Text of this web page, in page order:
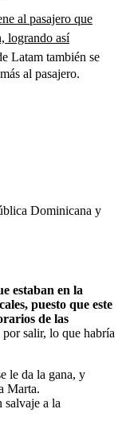
al pasajero que
logrando así
Latam también se
al pasajero.
Dominicana y
estaban en la
puesto que este
de las
por salir, lo que habría
le da la gana, y
Marta.
salvaje a la